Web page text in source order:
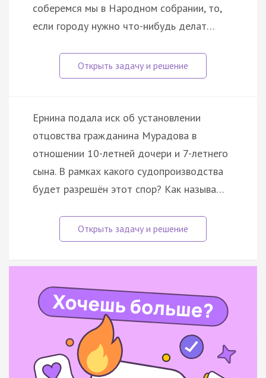
соберемся мы в Народном собрании, то,
если городу нужно что-нибудь делат…
Ернина подала иск об установлении
отцовства гражданина Мурадова в
отношении 10-летней дочери и 7-летнего
сына. В рамках какого судопроизводства
будет разрешён этот спор? Как называ…